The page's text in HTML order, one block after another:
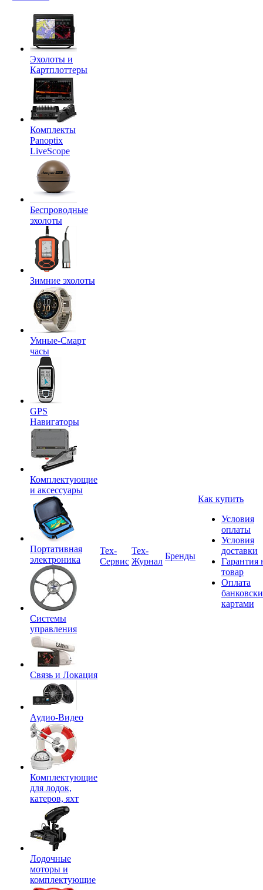
Эхолоты и
Картплоттеры
Комплекты
Panoptix
LiveScope
Беспроводные
эхолоты
Зимние эхолоты
Умные-Смарт
часы
GPS
Навигаторы
Комплектующие
и аксессуары
Портативная
электроника
Системы
управления
Связь и Локация
Аудио-Видео
Комплектующие
для лодок,
катеров, яхт
Лодочные
моторы и
комплектующие
Tex-
Сервис
Тех-
Журнал
Бренды
Как купить
Условия
оплаты
Условия
доставки
Гарантия
товар
Оплата
картами